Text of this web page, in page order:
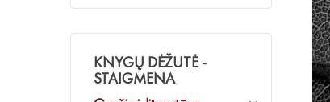
KNYGŲ DĖŽUTĖ -
STAIGMENA